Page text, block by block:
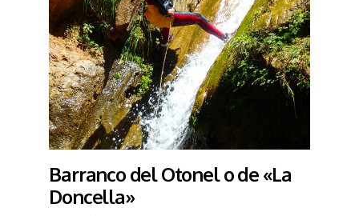
Barranco del Otonel o de «La
Doncella»